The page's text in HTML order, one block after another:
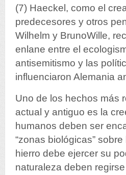
(7) Haeckel, como el
predecesores y otros
Wilhelm y BrunoWille,
enlane entre el
antisemitismo y las
influenciaron Alemania
Uno de los hechos más
actual y antiguo es la
humanos deben ser
“zonas biológicas”
hierro debe ejercer su
naturaleza deben